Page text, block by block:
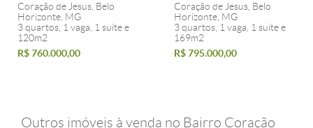
Coração de Jesus, Belo
Horizonte, MG
3 quartos, 1 vaga, 1 suite e
120m2
R$ 760.000,00
Coração de Jesus, Belo
Horizonte, MG
3 quartos, 1 vaga, 1 suite e
169m2
R$ 795.000,00
Outros imóveis à venda no Bairro Coração